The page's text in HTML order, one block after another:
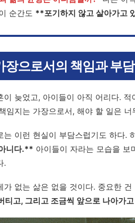
순간도 **포기하지 않고 살아가고
장으로서의 책임과 부
이 늦었고, 아이들이 아직 어리다.
임지는 가장으로서, 해야 할 일은 너
는 이런 현실이 부담스럽기도 하다.
니다.** 아이들이 자라는 모습을 보
.
가 없는 삶은 없을 것이다. 중요한
티고, 그리고 조금씩 앞으로 나아가